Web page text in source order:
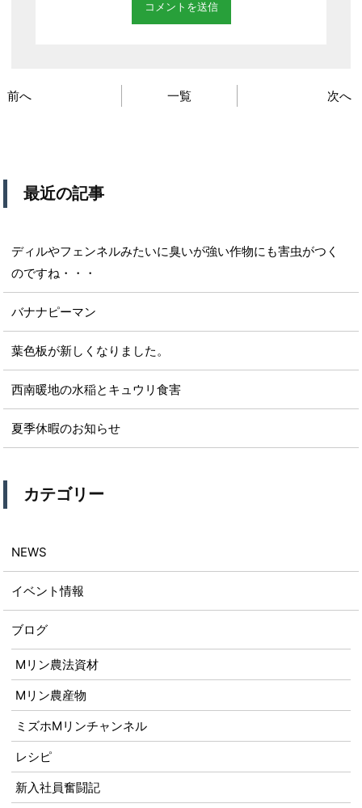
前へ 一覧 次へ
最近の記事
ディルやフェンネルみたいに臭いが強い作物にも害虫がつく
のですね・・・
バナナピーマン
葉色板が新しくなりました。
西南暖地の水稲とキュウリ食害
夏季休暇のお知らせ
カテゴリー
NEWS
イベント情報
ブログ
Mリン農法資材
Mリン農産物
ミズホMリンチャンネル
レシピ
新入社員奮闘記